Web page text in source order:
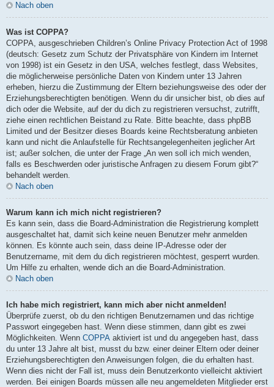
Nach oben
Was ist COPPA?
COPPA, ausgeschrieben Children’s Online Privacy Protection Act of 1998
(deutsch: Gesetz zum Schutz der Privatsphäre von Kindern im Internet
von 1998) ist ein Gesetz in den USA, welches festlegt, dass Websites,
die möglicherweise persönliche Daten von Kindern unter 13 Jahren
erheben, hierzu die Zustimmung der Eltern beziehungsweise des oder der
Erziehungsberechtigten benötigen. Wenn du dir unsicher bist, ob dies auf
dich oder die Website, auf der du dich zu registrieren versuchst, zutrifft,
ziehe einen rechtlichen Beistand zu Rate. Bitte beachte, dass phpBB
Limited und der Besitzer dieses Boards keine Rechtsberatung anbieten
kann und nicht die Anlaufstelle für Rechtsangelegenheiten jeglicher Art
ist; außer solchen, die unter der Frage „An wen soll ich mich wenden,
falls es Beschwerden oder juristische Anfragen zu diesem Forum gibt?“
behandelt werden.
Nach oben
Warum kann ich mich nicht registrieren?
Es kann sein, dass die Board-Administration die Registrierung komplett
ausgeschaltet hat, damit sich keine neuen Benutzer mehr anmelden
können. Es könnte auch sein, dass deine IP-Adresse oder der
Benutzername, mit dem du dich registrieren möchtest, gesperrt wurden.
Um Hilfe zu erhalten, wende dich an die Board-Administration.
Nach oben
Ich habe mich registriert, kann mich aber nicht anmelden!
Überprüfe zuerst, ob du den richtigen Benutzernamen und das richtige
Passwort eingegeben hast. Wenn diese stimmen, dann gibt es zwei
Möglichkeiten. Wenn COPPA aktiviert ist und du angegeben hast, dass
du unter 13 Jahre alt bist, musst du bzw. einer deiner Eltern oder deiner
Erziehungsberechtigten den Anweisungen folgen, die du erhalten hast.
Wenn dies nicht der Fall ist, muss dein Benutzerkonto vielleicht aktiviert
werden. Bei einigen Boards müssen alle neu angemeldeten Mitglieder erst